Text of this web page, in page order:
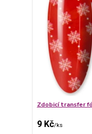
Zdobicí transfer
9 Kč/ks